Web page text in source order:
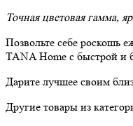
Точная цветовая гамма,
Позвольте себе роскошь
TANA Home с быстрой и
Дарите лучшее своим
Другие товары из